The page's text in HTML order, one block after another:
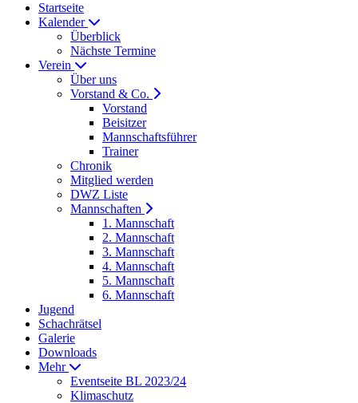
Startseite
Kalender
Überblick
Nächste Termine
Verein
Über uns
Vorstand & Co.
Vorstand
Beisitzer
Mannschaftsführer
Trainer
Chronik
Mitglied werden
DWZ Liste
Mannschaften
1. Mannschaft
2. Mannschaft
3. Mannschaft
4. Mannschaft
5. Mannschaft
6. Mannschaft
Jugend
Schachrätsel
Galerie
Downloads
Mehr
Eventseite BL 2023/24
Klimaschutz